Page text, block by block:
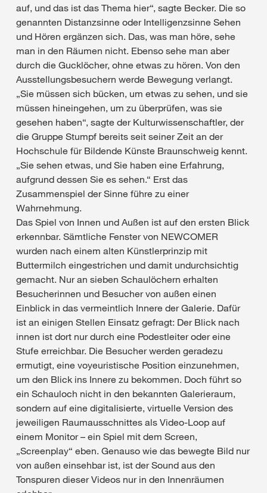
auf, und das ist das Thema hier“, sagte Becker. Die so
genannten Distanzsinne oder Intelligenzsinne Sehen
und Hören ergänzen sich. Das, was man höre, sehe
man in den Räumen nicht. Ebenso sehe man aber
durch die Gucklöcher, ohne etwas zu hören. Von den
Ausstellungsbesuchern werde Bewegung verlangt.
„Sie müssen sich bücken, um etwas zu sehen, und sie
müssen hineingehen, um zu überprüfen, was sie
gesehen haben“, sagte der Kulturwissenschaftler, der
die Gruppe Stumpf bereits seit seiner Zeit an der
Hochschule für Bildende Künste Braunschweig kennt.
„Sie sehen etwas, und Sie haben eine Erfahrung,
aufgrund dessen Sie es sehen.“ Erst das
Zusammenspiel der Sinne führe zu einer
Wahrnehmung.
Das Spiel von Innen und Außen ist auf den ersten Blick
erkennbar. Sämtliche Fenster von NEWCOMER
wurden nach einem alten Künstlerprinzip mit
Buttermilch eingestrichen und damit undurchsichtig
gemacht. Nur an sieben Schaulöchern erhalten
Besucherinnen und Besucher von außen einen
Einblick in das vermeintlich Innere der Galerie. Dafür
ist an einigen Stellen Einsatz gefragt: Der Blick nach
innen ist dort nur durch eine Podestleiter oder eine
Stufe erreichbar. Die Besucher werden geradezu
ermutigt, eine voyeuristische Position einzunehmen,
um den Blick ins Innere zu bekommen. Doch führt so
ein Schauloch nicht in den bekannten Galerieraum,
sondern auf eine digitalisierte, virtuelle Version des
jeweiligen Raumausschnittes als Video-Loop auf
einem Monitor – ein Spiel mit dem Screen,
„Screenplay“ eben. Genauso wie das bewegte Bild nur
von außen einsehbar ist, ist der Sound aus den
Tonspuren dieser Videos nur in den Innenräumen